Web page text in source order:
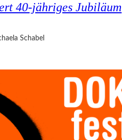
40-jähriges Jubiläum
Schabel